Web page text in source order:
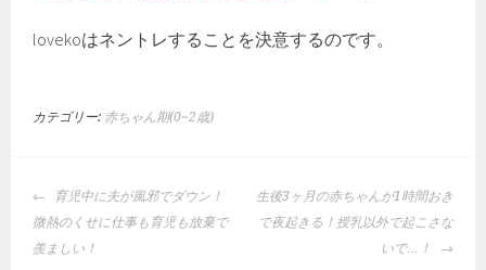
lovekoはネントレすることを決意するのです。
カテゴリー: 赤ちゃん期(0~2歳)
投
稿
ナ
育児中に夫が風邪でダウン！
微熱のくせに仕事も育児も放棄で
羨ましい！
生後3ヶ月の赤ちゃんが1時間おき
で夜起きる！授乳以外で起こさな
いで…！